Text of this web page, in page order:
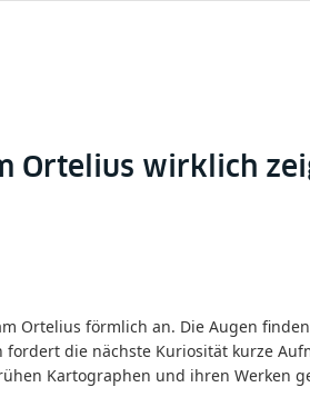
Ortelius wirklich
Ortelius förmlich an. Die Augen
die nächste Kuriosität kurze
Kartographen und ihren Werken